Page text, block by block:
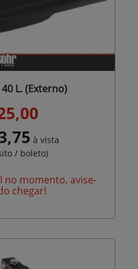
L. (Externo)
à vista
/ boleto)
momento, avise-
chegar!